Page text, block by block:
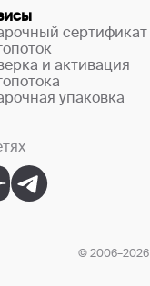
сертификат
и активация
упаковка
©